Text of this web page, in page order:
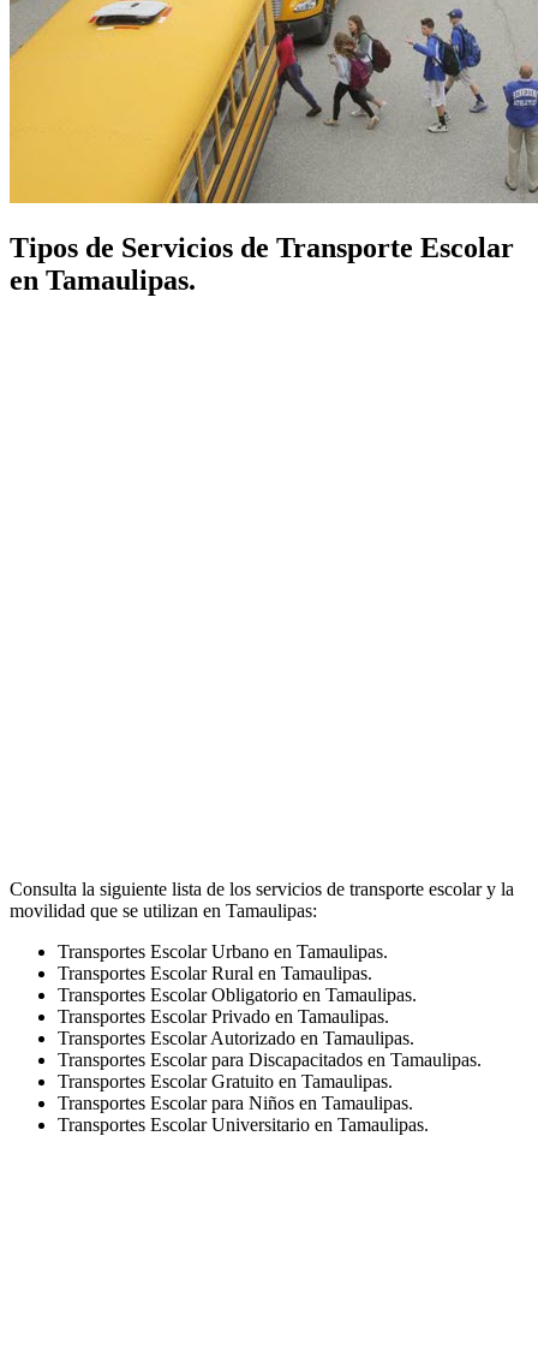
Tipos de Servicios de Transporte Escolar
en Tamaulipas.
Consulta la siguiente lista de los servicios de transporte escolar y la
movilidad que se utilizan en Tamaulipas:
Transportes Escolar Urbano en Tamaulipas.
Transportes Escolar Rural en Tamaulipas.
Transportes Escolar Obligatorio en Tamaulipas.
Transportes Escolar Privado en Tamaulipas.
Transportes Escolar Autorizado en Tamaulipas.
Transportes Escolar para Discapacitados en Tamaulipas.
Transportes Escolar Gratuito en Tamaulipas.
Transportes Escolar para Niños en Tamaulipas.
Transportes Escolar Universitario en Tamaulipas.